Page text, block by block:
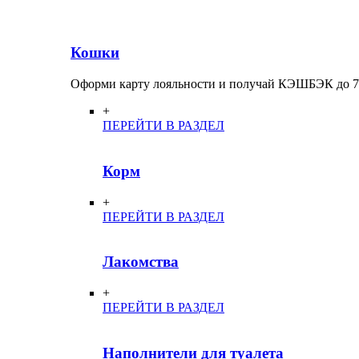
Кошки
Оформи карту лояльности и получай КЭШБЭК до
+
ПЕРЕЙТИ В РАЗДЕЛ
Корм
+
ПЕРЕЙТИ В РАЗДЕЛ
Лакомства
+
ПЕРЕЙТИ В РАЗДЕЛ
Наполнители для туалета